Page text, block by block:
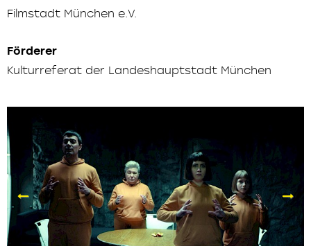
Filmstadt München e.V.
Förderer
Kulturreferat der Landeshauptstadt München